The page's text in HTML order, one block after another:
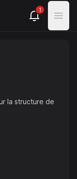
1
Open
la structure de